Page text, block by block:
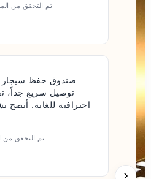
تم التحقق من
صندوق حفظ سيجار
توصيل سريع جداً،
احترافية للغاية. أنصح
تم التحقق من